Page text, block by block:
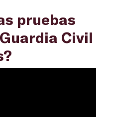
pruebas
Civil